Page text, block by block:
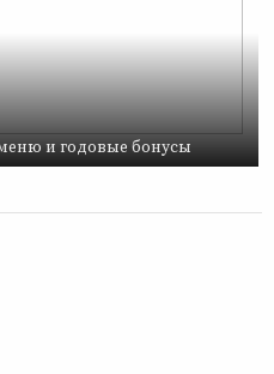
и годовые бонусы